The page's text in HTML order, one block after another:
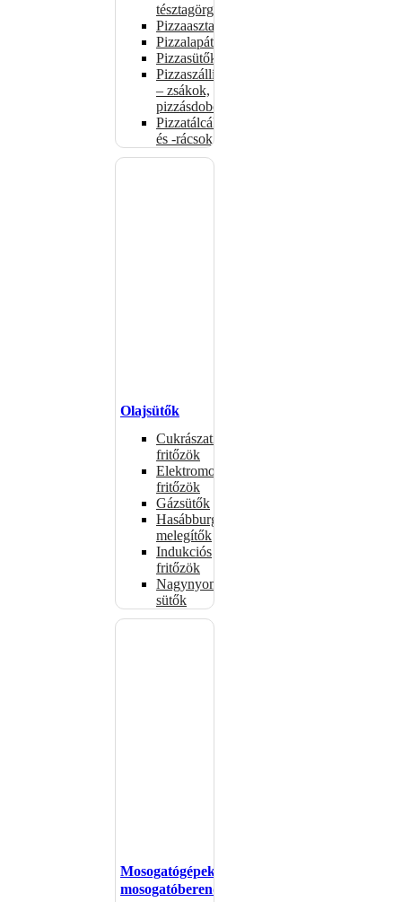
tésztagörgők
Pizzaasztalok
Pizzalapátok
Pizzasütők
Pizzaszállítás
– zsákok,
pizzásdobozok
Pizzatálcák
és -rácsok
Olajsütők
Cukrászati
fritőzök
Elektromos
fritőzök
Gázsütők
Hasábburgonya
melegítők
Indukciós
fritőzök
Nagynyomású
sütők
Mosogatógépek,
mosogatóberendezések